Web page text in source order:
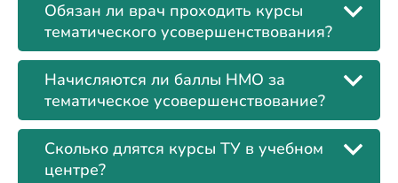
Обязан ли врач проходить курсы
тематического усовершенствования?
Начисляются ли баллы НМО за
тематическое усовершенствование?
Сколько длятся курсы ТУ в учебном
центре?